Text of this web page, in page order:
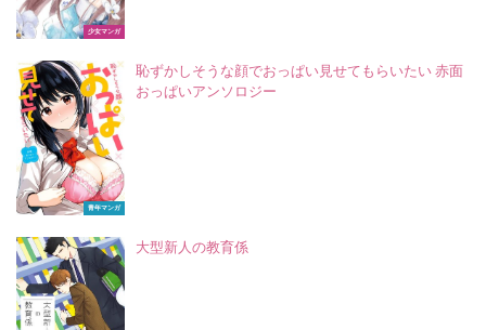
少女マンガ
青年マンガ
恥ずかしそうな顔でおっぱい見せてもらいたい 赤面
おっぱいアンソロジー
大型新人の教育係